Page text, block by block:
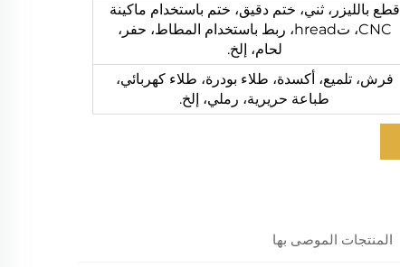
قطع بالليزر، ثني، ختم دقيق، ختم باستخدام ماكينة
CNC، تhread، ربط باستخدام المطاط، حفر،
لحام، إلخ.
فرش، تلميع، أكسدة، طلاء بودرة، طلاء كهربائي،
طباعة حريرية، رملي، إلخ.
المنتجات الموصى بها